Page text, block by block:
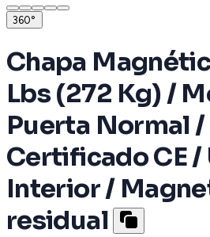
360°
Chapa
Lbs (272 Kg) /
Puerta Normal /
Certificado CE /
Interior /
residual